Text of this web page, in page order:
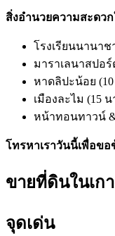
สิ่งอำนวยความสะดวก
โรงเรียนนานาช
มาราเลนาสปอ
หาดลิปะน้อย
เมืองละไม (15
หน้าทอนทาวน์
โทรหาเราวันนี้เพื่อขอ
ขายที่ดินในเก
จุดเด่น